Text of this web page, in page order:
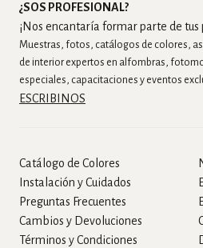
¿SOS PROFESIONAL?
¡Nos encantaría formar parte de tus
Muestras, fotos, catálogos de colores,
de interior expertos en alfombras,
especiales, capacitaciones y eventos
ESCRIBINOS
Catálogo de Colores
Instalación y Cuidados
Preguntas Frecuentes
Cambios y Devoluciones
Términos y Condiciones